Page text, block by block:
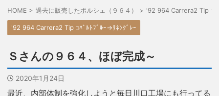
HOME > 過去に販売したポルシェ（９６４） > '92 964 Carrera2 Tip ｺﾊ
'92 964 Carrera2 Tip ｺﾊﾞﾙﾄﾌﾞﾙｰ→ﾘﾈﾝｸﾞﾚｰ
Ｓさんの９６４、ほぼ完成～
2020年1月24日
最近、内部体制を強化しようと毎日川口工場にも行ってる